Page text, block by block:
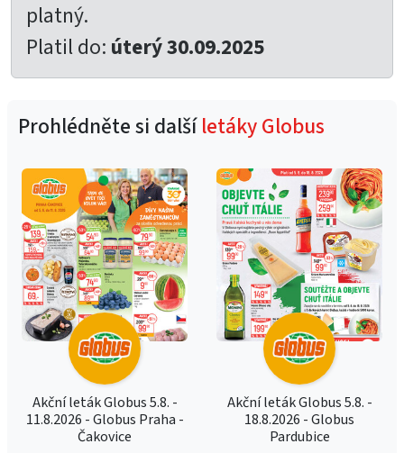
platný.
Platil do: úterý 30.09.2025
Prohlédněte si dalšíletáky Globus
Akční leták Globus 5.8. -
11.8.2026 - Globus Praha -
Čakovice
Akční leták Globus 5.8. -
18.8.2026 - Globus
Pardubice